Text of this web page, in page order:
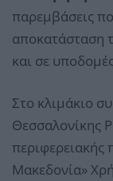
παρεμβάσεις
αποκατάσταση
και σε
Στο κλιμάκιο
Θεσσαλονίκης
περιφερειακής
Μακεδονία»